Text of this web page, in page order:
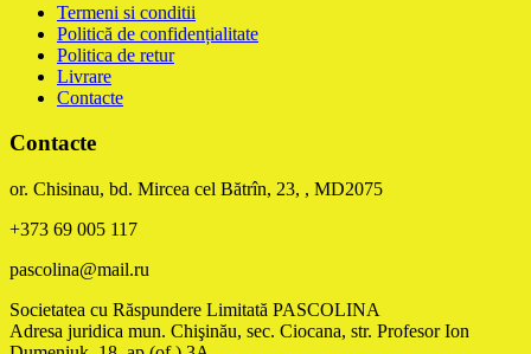
Termeni si conditii
Politică de confidențialitate
Politica de retur
Livrare
Contacte
Contacte
or. Chisinau, bd. Mircea cel Bătrîn, 23, , MD2075
+373 69 005 117
pascolina@mail.ru
Societatea cu Răspundere Limitată PASCOLINA
Adresa juridica mun. Chişinău, sec. Ciocana, str. Profesor Ion